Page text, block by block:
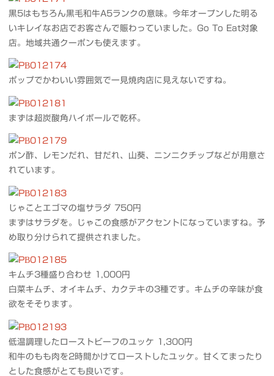
黒5はもちろん黒毛和牛A5ランクの意味。今年オープンした明る
いキレイなお店でお客さんで賑わっていました。Go To Eat対象
店。地域共通クーポンも使えます。
ポップでかわいい雰囲気で一見焼肉店に見えないですね。
まずは超炭酸角ハイボールで乾杯。
ポン酢、レモンだれ、甘だれ、山葵、ニンニクチップなどが用意さ
れています。
じゃことエゴマの塩サラダ 750円
まずはサラダを。じゃこの食感がアクセントになっていますね。予
め取り分けられて提供されました。
キムチ3種盛り合わせ 1,000円
白菜キムチ、オイキムチ、カクテキの3種です。キムチの辛味が食
欲をそそります。
低温調理したローストビーフのユッケ 1,300円
和牛のもも肉を2時間かけてローストしたユッケ。甘くてまったり
とした食感がとても良いです。